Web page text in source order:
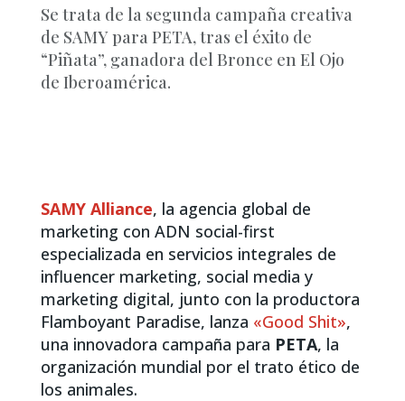
Se trata de la segunda campaña creativa
de SAMY para PETA, tras el éxito de
“Piñata”, ganadora del Bronce en El Ojo
de Iberoamérica.
SAMY Alliance, la agencia global de
marketing con ADN social-first
especializada en servicios integrales de
influencer marketing, social media y
marketing digital, junto con la productora
Flamboyant Paradise, lanza «Good Shit»,
una innovadora campaña para PETA, la
organización mundial por el trato ético de
los animales.